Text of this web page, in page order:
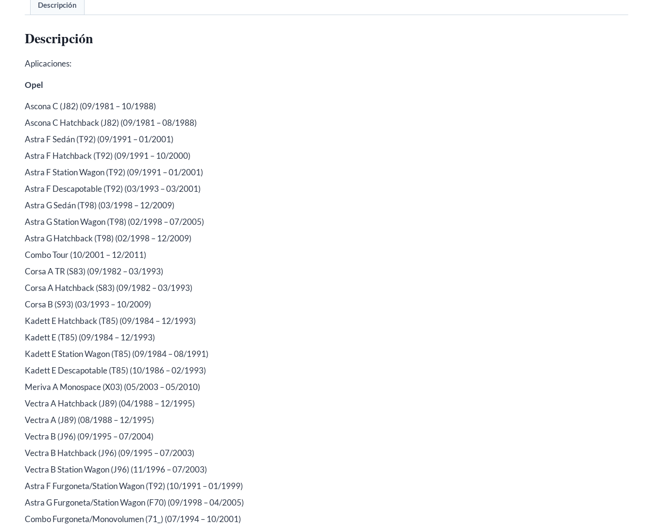
Descripción
Descripción
Aplicaciones:
Opel
Ascona C (J82) (09/1981 – 10/1988)
Ascona C Hatchback (J82) (09/1981 – 08/1988)
Astra F Sedán (T92) (09/1991 – 01/2001)
Astra F Hatchback (T92) (09/1991 – 10/2000)
Astra F Station Wagon (T92) (09/1991 – 01/2001)
Astra F Descapotable (T92) (03/1993 – 03/2001)
Astra G Sedán (T98) (03/1998 – 12/2009)
Astra G Station Wagon (T98) (02/1998 – 07/2005)
Astra G Hatchback (T98) (02/1998 – 12/2009)
Combo Tour (10/2001 – 12/2011)
Corsa A TR (S83) (09/1982 – 03/1993)
Corsa A Hatchback (S83) (09/1982 – 03/1993)
Corsa B (S93) (03/1993 – 10/2009)
Kadett E Hatchback (T85) (09/1984 – 12/1993)
Kadett E (T85) (09/1984 – 12/1993)
Kadett E Station Wagon (T85) (09/1984 – 08/1991)
Kadett E Descapotable (T85) (10/1986 – 02/1993)
Meriva A Monospace (X03) (05/2003 – 05/2010)
Vectra A Hatchback (J89) (04/1988 – 12/1995)
Vectra A (J89) (08/1988 – 12/1995)
Vectra B (J96) (09/1995 – 07/2004)
Vectra B Hatchback (J96) (09/1995 – 07/2003)
Vectra B Station Wagon (J96) (11/1996 – 07/2003)
Astra F Furgoneta/Station Wagon (T92) (10/1991 – 01/1999)
Astra G Furgoneta/Station Wagon (F70) (09/1998 – 04/2005)
Combo Furgoneta/Monovolumen (71_) (07/1994 – 10/2001)